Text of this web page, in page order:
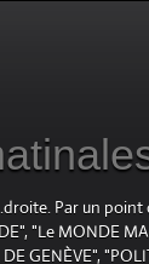
Par un
"Le MONDE
DE GENÈVE",